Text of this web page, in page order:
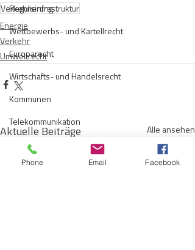
Regulierung
Wettbewerbs- und Kartellrecht
Europarecht
Wirtschafts- und Handelsrecht
Kommunen
Telekommunikation
Gesellschaftsrecht
E-Mobilität
Verkehrsinfrastruktur
Energie
Verkehr
Umweltrecht
Aktuelle Beiträge Alle ansehen
Phone Email Facebook